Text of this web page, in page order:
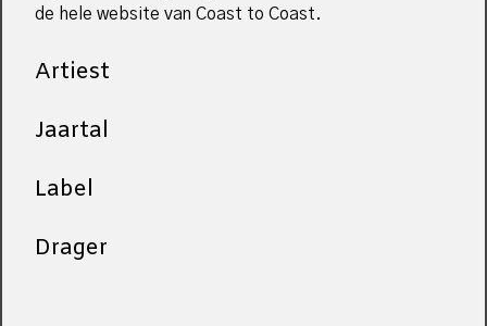
de hele website van Coast to Coast.
Artiest
Jaartal
Label
Drager